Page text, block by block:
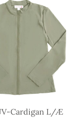
Cardigan L/Æ